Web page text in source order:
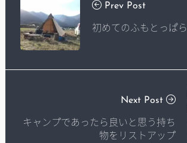
Prev Post
初めてのふもとっぱら
Next Post
キャンプであったら良いと思う持ち
物をリストアップ